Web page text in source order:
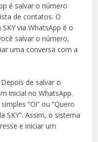
é salvar o número
de contatos. O
via WhatsApp é o
salvar o número,
uma conversa com a
Depois de salvar o
inicial no WhatsApp.
“Oi” ou “Quero
SKY”. Assim, o sistema
e iniciar um